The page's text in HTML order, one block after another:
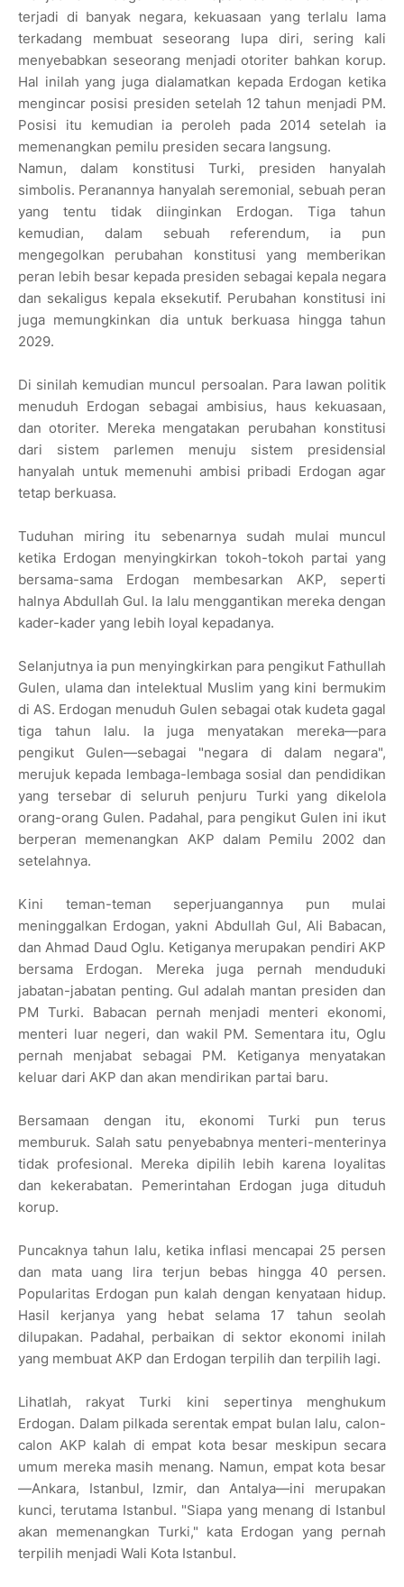
terjadi di banyak negara, kekuasaan yang terlalu lama
terkadang membuat seseorang lupa diri, sering kali
menyebabkan seseorang menjadi otoriter bahkan korup.
Hal inilah yang juga dialamatkan kepada Erdogan ketika
mengincar posisi presiden setelah 12 tahun menjadi PM.
Posisi itu kemudian ia peroleh pada 2014 setelah ia
memenangkan pemilu presiden secara langsung.
Namun, dalam konstitusi Turki, presiden hanyalah
simbolis. Peranannya hanyalah seremonial, sebuah peran
yang tentu tidak diinginkan Erdogan. Tiga tahun
kemudian, dalam sebuah referendum, ia pun
mengegolkan perubahan konstitusi yang memberikan
peran lebih besar kepada presiden sebagai kepala negara
dan sekaligus kepala eksekutif. Perubahan konstitusi ini
juga memungkinkan dia untuk berkuasa hingga tahun
2029.
Di sinilah kemudian muncul persoalan. Para lawan politik
menuduh Erdogan sebagai ambisius, haus kekuasaan,
dan otoriter. Mereka mengatakan perubahan konstitusi
dari sistem parlemen menuju sistem presidensial
hanyalah untuk memenuhi ambisi pribadi Erdogan agar
tetap berkuasa.
Tuduhan miring itu sebenarnya sudah mulai muncul
ketika Erdogan menyingkirkan tokoh-tokoh partai yang
bersama-sama Erdogan membesarkan AKP, seperti
halnya Abdullah Gul. Ia lalu menggantikan mereka dengan
kader-kader yang lebih loyal kepadanya.
Selanjutnya ia pun menyingkirkan para pengikut Fathullah
Gulen, ulama dan intelektual Muslim yang kini bermukim
di AS. Erdogan menuduh Gulen sebagai otak kudeta gagal
tiga tahun lalu. Ia juga menyatakan mereka—para
pengikut Gulen—sebagai "negara di dalam negara",
merujuk kepada lembaga-lembaga sosial dan pendidikan
yang tersebar di seluruh penjuru Turki yang dikelola
orang-orang Gulen. Padahal, para pengikut Gulen ini ikut
berperan memenangkan AKP dalam Pemilu 2002 dan
setelahnya.
Kini teman-teman seperjuangannya pun mulai
meninggalkan Erdogan, yakni Abdullah Gul, Ali Babacan,
dan Ahmad Daud Oglu. Ketiganya merupakan pendiri AKP
bersama Erdogan. Mereka juga pernah menduduki
jabatan-jabatan penting. Gul adalah mantan presiden dan
PM Turki. Babacan pernah menjadi menteri ekonomi,
menteri luar negeri, dan wakil PM. Sementara itu, Oglu
pernah menjabat sebagai PM. Ketiganya menyatakan
keluar dari AKP dan akan mendirikan partai baru.
Bersamaan dengan itu, ekonomi Turki pun terus
memburuk. Salah satu penyebabnya menteri-menterinya
tidak profesional. Mereka dipilih lebih karena loyalitas
dan kekerabatan. Pemerintahan Erdogan juga dituduh
korup.
Puncaknya tahun lalu, ketika inflasi mencapai 25 persen
dan mata uang lira terjun bebas hingga 40 persen.
Popularitas Erdogan pun kalah dengan kenyataan hidup.
Hasil kerjanya yang hebat selama 17 tahun seolah
dilupakan. Padahal, perbaikan di sektor ekonomi inilah
yang membuat AKP dan Erdogan terpilih dan terpilih lagi.
Lihatlah, rakyat Turki kini sepertinya menghukum
Erdogan. Dalam pilkada serentak empat bulan lalu, calon-
calon AKP kalah di empat kota besar meskipun secara
umum mereka masih menang. Namun, empat kota besar
—Ankara, Istanbul, Izmir, dan Antalya—ini merupakan
kunci, terutama Istanbul. "Siapa yang menang di Istanbul
akan memenangkan Turki," kata Erdogan yang pernah
terpilih menjadi Wali Kota Istanbul.